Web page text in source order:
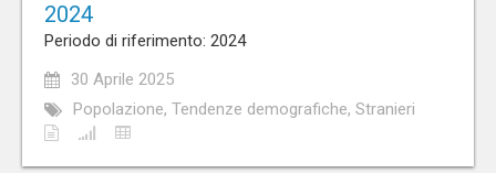
2024
Periodo di riferimento: 2024
30 Aprile 2025
Popolazione, Tendenze demografiche, Stranieri